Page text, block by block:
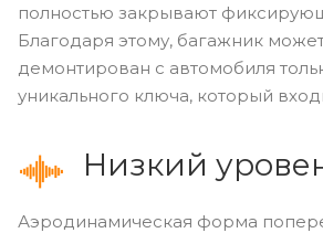
полностью закрывают
Благодаря этому, багажник
демонтирован с автомобиля
уникального ключа, который
Низкий
Аэродинамическая форма